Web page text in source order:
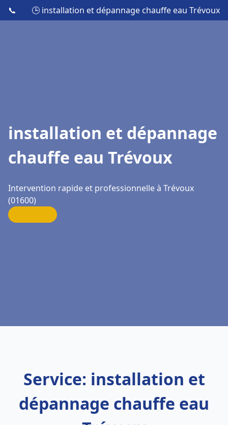
📞 🕒 installation et dépannage chauffe eau Trévoux
installation et dépannage
chauffe eau Trévoux
Intervention rapide et professionnelle à Trévoux
(01600)
Service: installation et
dépannage chauffe eau